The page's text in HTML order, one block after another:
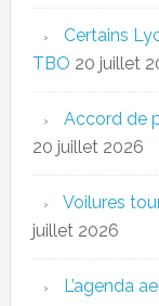
Certains
TBO 20 juillet
Accord de
20 juillet 2026
Voilures
juillet 2026
L’agenda